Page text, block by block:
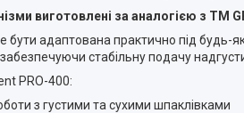
підлоги
виготовлені за аналогією з ТМ
адаптована практично під будь-
стабільну подачу
PRO-400:
з густими та сухими шпаклівками